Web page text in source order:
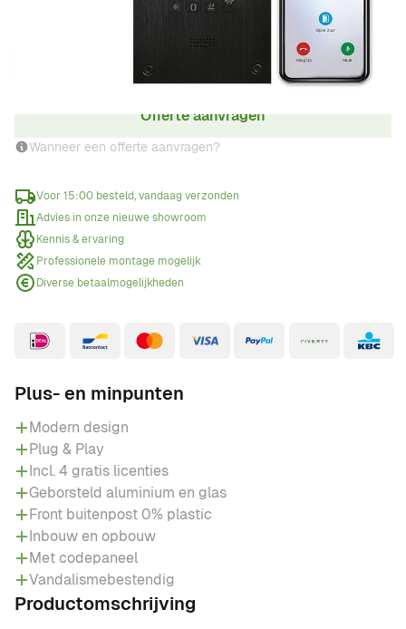
Offerte aanvragen
Wanneer een offerte aanvragen?
Voor 15:00 besteld, vandaag verzonden
Advies in onze nieuwe showroom
Kennis & ervaring
Professionele montage mogelijk
Diverse betaalmogelijkheden
Plus- en minpunten
Modern design
Plug & Play
Incl. 4 gratis licenties
Geborsteld aluminium en glas
Front buitenpost 0% plastic
Inbouw en opbouw
Met codepaneel
Vandalismebestendig
Productomschrijving